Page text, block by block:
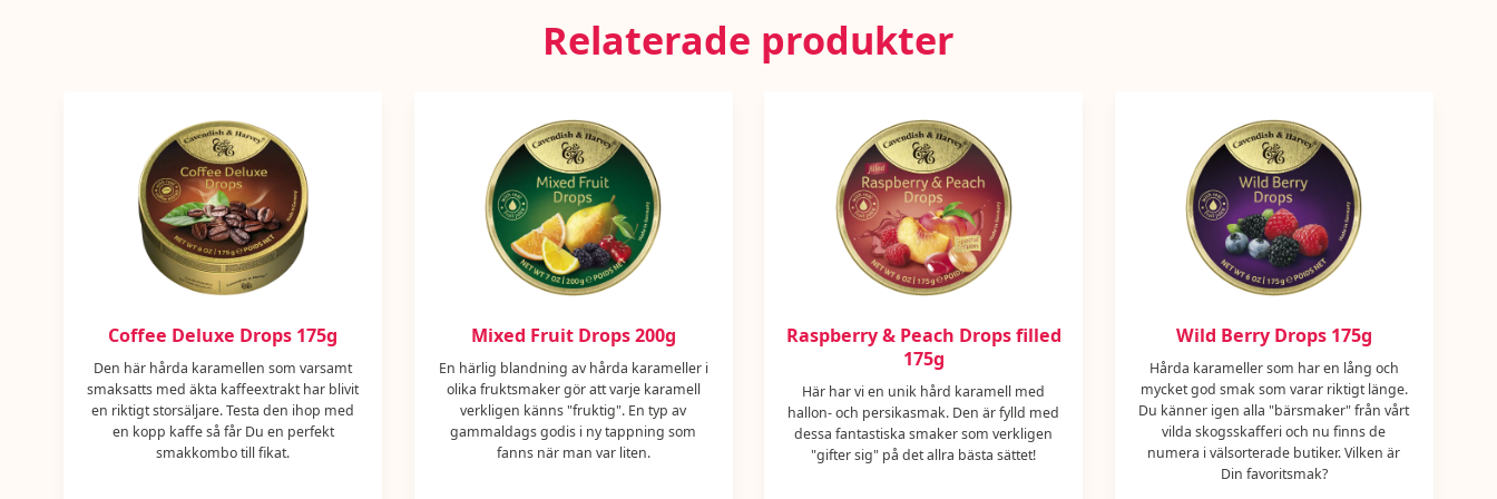
Relaterade produkter
Coffee Deluxe Drops 175g
Den här hårda karamellen som varsamt
smaksatts med äkta kaffeextrakt har blivit
en riktigt storsäljare. Testa den ihop med
en kopp kaffe så får Du en perfekt
smakkombo till fikat.
Mixed Fruit Drops 200g
En härlig blandning av hårda karameller i
olika fruktsmaker gör att varje karamell
verkligen känns "fruktig". En typ av
gammaldags godis i ny tappning som
fanns när man var liten.
Raspberry & Peach Drops filled
175g
Här har vi en unik hård karamell med
hallon- och persikasmak. Den är fylld med
dessa fantastiska smaker som verkligen
"gifter sig" på det allra bästa sättet!
Wild Berry Drops 175g
Hårda karameller som har en lång och
mycket god smak som varar riktigt länge.
Du känner igen alla "bärsmaker" från vårt
vilda skogsskafferi och nu finns de
numera i välsorterade butiker. Vilken är
Din favoritsmak?